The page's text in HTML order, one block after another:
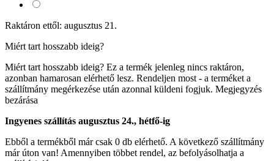
Raktáron ettől: augusztus 21.
Miért tart hosszabb ideig?
Miért tart hosszabb ideig? Ez a termék jelenleg nincs raktáron,
azonban hamarosan elérhető lesz. Rendeljen most - a terméket a
szállítmány megérkezése után azonnal küldeni fogjuk. Megjegyzés
bezárása
Ingyenes szállítás augusztus 24., hétfő-ig
Ebből a termékből már csak 0 db elérhető. A következő szállítmány
már úton van! Amennyiben többet rendel, az befolyásolhatja a